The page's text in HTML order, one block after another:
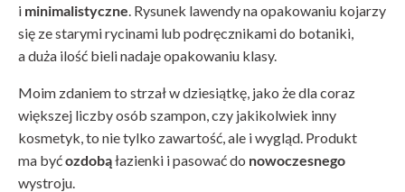
i minimalistyczne. Rysunek lawendy na opakowaniu kojarzy
się ze starymi rycinami lub podręcznikami do botaniki,
a duża ilość bieli nadaje opakowaniu klasy.
Moim zdaniem to strzał w dziesiątkę, jako że dla coraz
większej liczby osób szampon, czy jakikolwiek inny
kosmetyk, to nie tylko zawartość, ale i wygląd. Produkt
ma byćozdobąłazienki i pasować do nowoczesnego
wystroju.